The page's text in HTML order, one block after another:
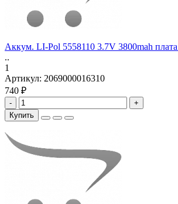
Аккум. LI-Pol 5558110 3.7V 3800mah плата
..
1
Артикул: 2069000016310
740 ₽
-
+
Купить